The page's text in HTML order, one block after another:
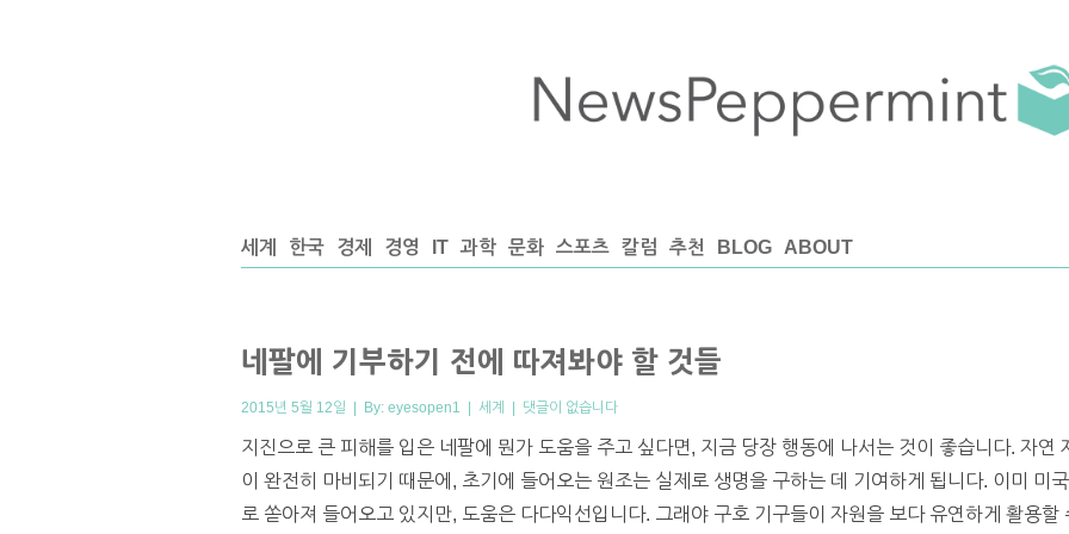
세계 한국 경제 경영 IT 과학 문화 스포츠 칼럼 추천 BLOG ABOUT
네팔에 기부하기 전에 따져봐야 할 것들
2015년 5월 12일 | By: eyesopen1 | 세계 | 댓글이 없습니다
지진으로 큰 피해를 입은 네팔에 뭔가 도움을 주고 싶다면, 지금 당장 행동에 나서는 것이 좋습니다. 자연
이 완전히 마비되기 때문에, 초기에 들어오는 원조는 실제로 생명을 구하는 데 기여하게 됩니다. 이미 미
로 쏟아져 들어오고 있지만, 도움은 다다익선입니다. 그래야 구호 기구들이 자원을 보다 유연하게 활용